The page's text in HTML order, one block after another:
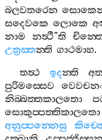
බලවතරෙන
සදෙවකෙ ලොකෙ
නාම
නත්‍ථී”ති
උත්‍රස‍්තන‍්ති ගාථමාහ.
තත්‍ථ
ඉදන‍්ති
පුරිමස‍්සෙව
නිබ‍්බත‍්තකාලතො
සොකුප‍්පත‍්තිකාලතො
අනුප‍්පන‍්නෙසු